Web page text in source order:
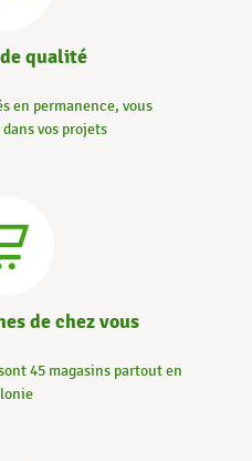
qualité
en permanence, vous
vos projets
de chez vous
45 magasins partout en